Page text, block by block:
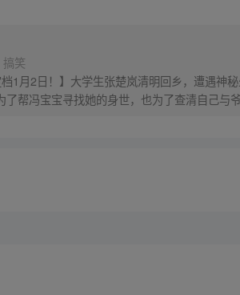
搞笑
档1月2日！】大学生张楚岚清明回乡，遭遇
了帮冯宝宝寻找她的身世，也为了查清自己与